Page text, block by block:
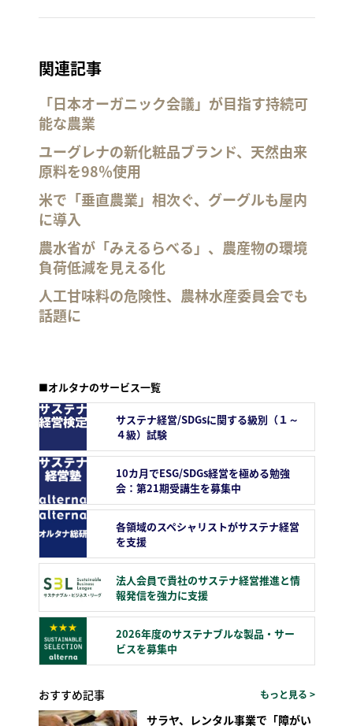
関連記事
「日本オーガニック会議」が目指す持続可
能な農業
ユーグレナの新化粧品ブランド、天然由来
原料を98％使用
米で「垂直農業」相次ぐ、グーグルも屋内
に導入
農水省が「みえるらべる」、農産物の環境
負荷低減を見える化
人工甘味料の危険性、農林水産委員会でも
話題に
■オルタナのサービス一覧
サステナ経営/SDGsに関する級別（１～
４級）試験
10カ月でESG/SDGs経営を極める勉強
会：第21期受講生を募集中
各領域のスペシャリストがサステナ経営
を支援
法人会員で貴社のサステナ経営推進と情
報発信を強力に支援
2026年度のサステナブルな製品・サー
ビスを募集中
おすすめ記事 もっと見る >
サラヤ、レンタル事業で「障がい